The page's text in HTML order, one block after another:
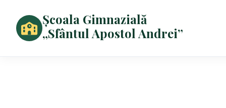
Școala Gimnazială
„Sfântul Apostol Andrei”